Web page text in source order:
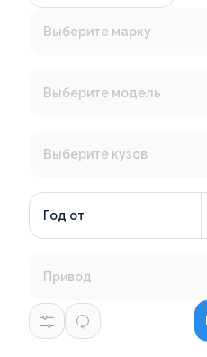
Выберите марку
Выберите модель
Выберите кузов
Год от
Привод